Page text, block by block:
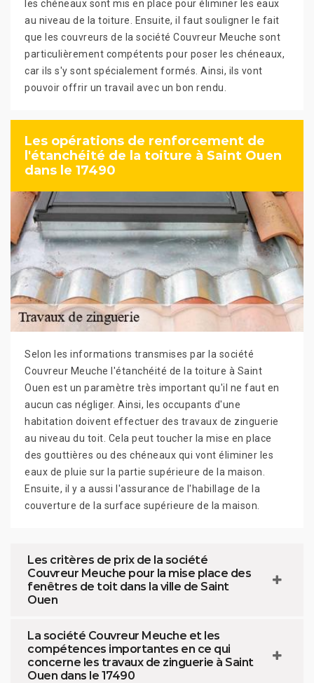
les chéneaux sont mis en place pour éliminer les eaux
au niveau de la toiture. Ensuite, il faut souligner le fait
que les couvreurs de la société Couvreur Meuche sont
particulièrement compétents pour poser les chéneaux,
car ils s'y sont spécialement formés. Ainsi, ils vont
pouvoir offrir un travail avec un bon rendu.
Les opérations de renforcement de
l'étanchéité de la toiture à Saint Ouen
dans le 17490
Selon les informations transmises par la société
Couvreur Meuche l'étanchéité de la toiture à Saint
Ouen est un paramètre très important qu'il ne faut en
aucun cas négliger. Ainsi, les occupants d'une
habitation doivent effectuer des travaux de zinguerie
au niveau du toit. Cela peut toucher la mise en place
des gouttières ou des chéneaux qui vont éliminer les
eaux de pluie sur la partie supérieure de la maison.
Ensuite, il y a aussi l'assurance de l'habillage de la
couverture de la surface supérieure de la maison.
Les critères de prix de la société
Couvreur Meuche pour la mise place des
fenêtres de toit dans la ville de Saint
Ouen
La société Couvreur Meuche et les
compétences importantes en ce qui
concerne les travaux de zinguerie à Saint
Ouen dans le 17490